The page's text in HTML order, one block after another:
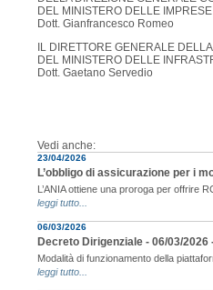
DEL MINISTERO DELLE
Dott. Gianfrancesco Romeo
IL DIRETTORE GENERALE
DEL MINISTERO DELLE
Dott. Gaetano Servedio
Vedi anche:
23/04/2026
L’obbligo di assicurazione per i
L’ANIA ottiene una proroga per offrire
leggi tutto...
06/03/2026
Decreto Dirigenziale - 06/03/
Modalità di funzionamento della
leggi tutto...